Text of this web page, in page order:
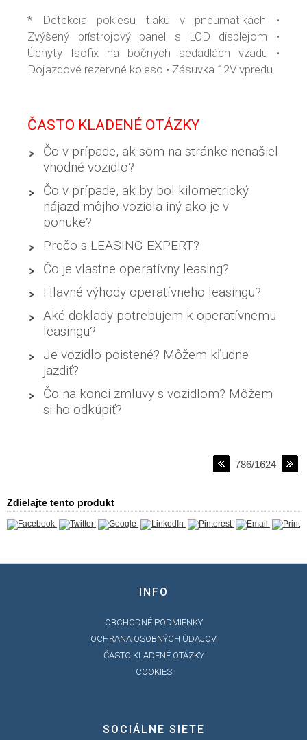
* Detekcia poklesu tlaku v pneumatikách •
Zvýšený prístrojový panel s LCD displejom •
Úchyty Isofix na bočných sedadlách vzadu •
Dojazdové rezervné koleso • Zásuvka 12V vpredu
ČASTO KLADENÉ OTÁZKY
Čo v prípade, ak som na stránke nenašiel
vhodné vozidlo?
Čo v prípade, ak by bol kilometrický
nájazd môjho vozidla iný ako je v
ponuke?
Prečo s LEASING EXPERT?
Čo je vlastne operatívny leasing?
Hlavné výhody operatívneho leasingu?
Aké doklady potrebujem k operatívnemu
leasingu?
Je vozidlo poistené? Môžem kľudne
jazdiť?
Čo na konci zmluvy s vozidlom? Môžem
si ho odkúpiť?
786/1624
Zdielajte tento produkt
INFO
OBCHODNÉ PODMIENKY
OCHRANA OSOBNÝCH ÚDAJOV
ČASTO KLADENÉ OTÁZKY
COOKIES
SOCIÁLNE SIETE